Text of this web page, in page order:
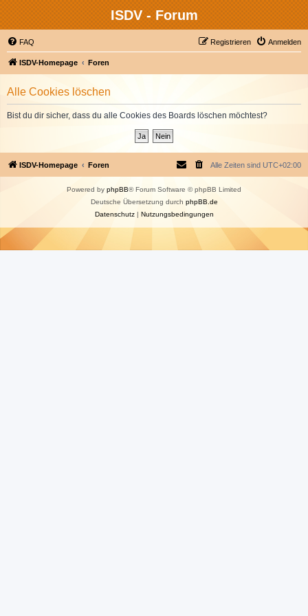
ISDV - Forum
FAQ Anmelden
Registrieren
ISDV-Homepage Foren
Alle Cookies löschen
Bist du dir sicher, dass du alle Cookies des Boards löschen möchtest?
ISDV-Homepage Foren Alle Zeiten sind UTC+02:00
Powered by phpBB® Forum Software © phpBB Limited
Deutsche Übersetzung durch phpBB.de
Datenschutz| Nutzungsbedingungen